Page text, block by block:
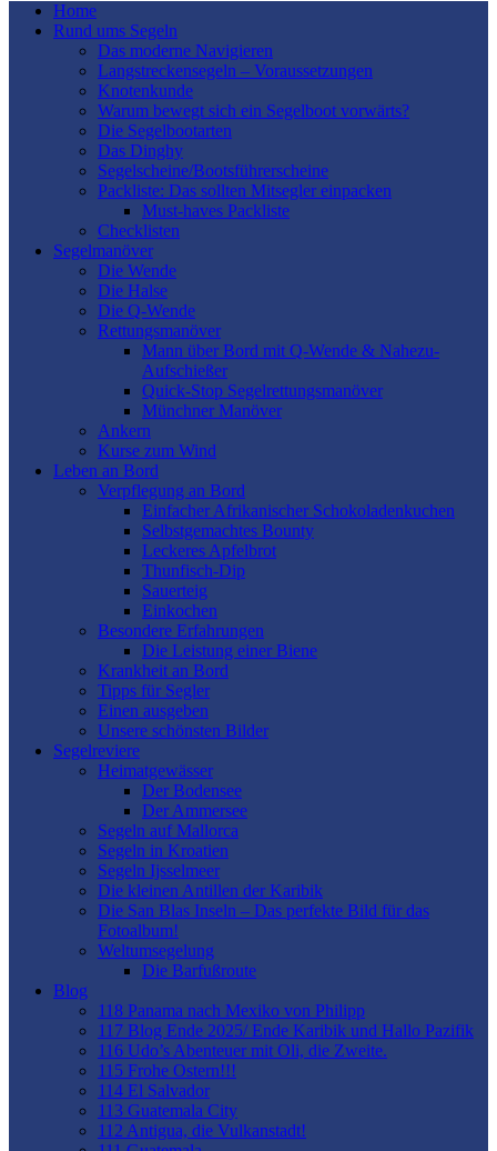
Home
Rund ums Segeln
Das moderne Navigieren
Langstreckensegeln – Voraussetzungen
Knotenkunde
Warum bewegt sich ein Segelboot vorwärts?
Die Segelbootarten
Das Dinghy
Segelscheine/Bootsführerscheine
Packliste: Das sollten Mitsegler einpacken
Must-haves Packliste
Checklisten
Segelmanöver
Die Wende
Die Halse
Die Q-Wende
Rettungsmanöver
Mann über Bord mit Q-Wende & Nahezu-
Aufschießer
Quick-Stop Segelrettungsmanöver
Münchner Manöver
Ankern
Kurse zum Wind
Leben an Bord
Verpflegung an Bord
Einfacher Afrikanischer Schokoladenkuchen
Selbstgemachtes Bounty
Leckeres Apfelbrot
Thunfisch-Dip
Sauerteig
Einkochen
Besondere Erfahrungen
Die Leistung einer Biene
Krankheit an Bord
Tipps für Segler
Einen ausgeben
Unsere schönsten Bilder
Segelreviere
Heimatgewässer
Der Bodensee
Der Ammersee
Segeln auf Mallorca
Segeln in Kroatien
Segeln Ijsselmeer
Die kleinen Antillen der Karibik
Die San Blas Inseln – Das perfekte Bild für das
Fotoalbum!
Weltumsegelung
Die Barfußroute
Blog
118 Panama nach Mexiko von Philipp
117 Blog Ende 2025/ Ende Karibik und Hallo Pazifik
116 Udo’s Abenteuer mit Oli, die Zweite.
115 Frohe Ostern!!!
114 El Salvador
113 Guatemala City
112 Antigua, die Vulkanstadt!